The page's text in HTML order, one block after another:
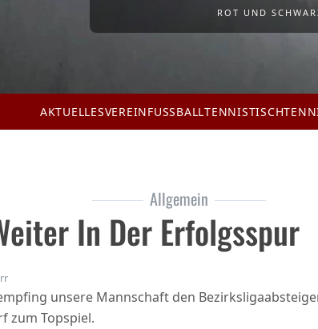
ROT UND
AKTUELLESVEREINFUSSBALLTENNIS
Allgemein
In Der Erfolgsspur
unsere Mannschaft den
zum Topspiel.